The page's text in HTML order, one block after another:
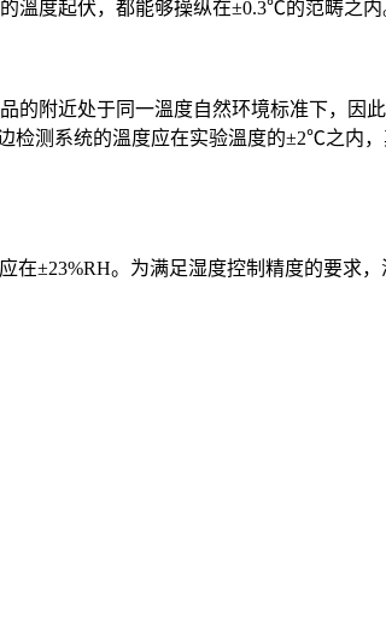
度起伏，都能够操纵在±0.3℃的范畴之内
附近处于同一溫度自然环境标准下，因
检测系统的溫度应在实验溫度的±2℃之内
±23%RH。为满足湿度控制精度的要求